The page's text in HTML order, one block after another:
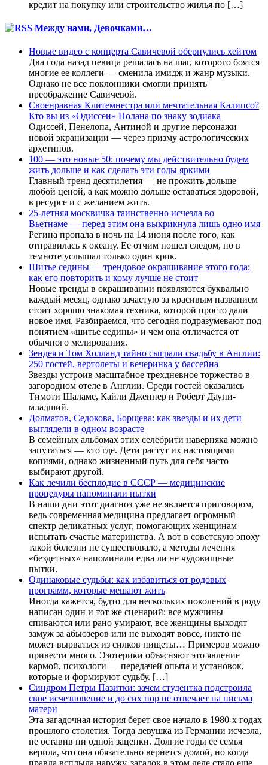
кредит на покупку или строительство жилья по […]
Между нами, Девочками…
Новые видео с концерта Савичевой обернулись хейтом
Два года назад певица решалась на шаг, которого боятся
многие ее коллеги — сменила имидж и жанр музыки.
Однако не все поклонники смогли принять
преображение Савичевой.
Своенравная Клитемнестра или мечтательная Калипсо?
Кто вы из «Одиссеи» Нолана по знаку зодиака
Одиссей, Пенелопа, Антиной и другие персонажи
новой экранизации — через призму астрологических
архетипов.
100 — это новые 50: почему мы действительно будем
жить дольше и как сделать эти годы яркими
Главный тренд десятилетия — не прожить дольше
любой ценой, а как можно дольше оставаться здоровой,
в ресурсе и с желанием жить.
25-летняя москвичка таинственно исчезла во
Вьетнаме — перед этим она выкрикнула лишь одно имя
Регина пропала в ночь на 14 июня после того, как
отправилась к океану. Ее отчим пошел следом, но в
темноте услышал только один крик.
Шитье седины — трендовое окрашивание этого года:
как его повторить и кому лучше не стоит
Новые тренды в окрашивании появляются буквально
каждый месяц, однако зачастую за красивым названием
стоит хорошо знакомая техника, которой просто дали
новое имя. Разбираемся, что сегодня подразумевают под
понятием «шитье седины» и чем она отличается от
обычного мелирования.
Зендея и Том Холланд тайно сыграли свадьбу в Англии:
250 гостей, вертолеты и вечеринка у бассейна
Звезды устроив масштабное трехдневное торжество в
загородном отеле в Англии. Среди гостей оказались
Тимоти Шаламе, Кайли Дженнер и Роберт Дауни-
младший.
Долматов, Седокова, Борщева: как звезды и их дети
выглядели в одном возрасте
В семейных альбомах этих селебрити наверняка можно
запутаться — кто где. Дети растут их настоящими
копиями, однако жизненный путь для себя часто
выбирают другой.
Как лечили бесплодие в СССР — медицинские
процедуры напоминали пытки
В наши дни этот диагноз уже не является приговором,
ведь современная медицина предлагает огромный
спектр деликатных услуг, помогающих женщинам
испытать счастье материнства. А вот в советскую эпоху
такой болезни не существовало, а методы лечения
«бездетных» напоминали едва ли не чудовищные
пытки.
Одинаковые судьбы: как избавиться от родовых
программ, которые мешают жить
Иногда кажется, будто для нескольких поколений в роду
написан один и тот же сценарий: все мужчины
спиваются или рано умирают, все женщины выходят
замуж за абьюзеров или не выходят вовсе, никто не
может вырваться из силков нищеты… Примеров можно
привести много. Эзотерики объясняют это явление
кармой, психологи — передачей опыта и установок,
которые и формируют судьбу. […]
Синдром Петры Пазитки: зачем студентка подстроила
свое исчезновение и до сих пор не отвечает на письма
матери
Эта загадочная история берет свое начало в 1980-х годах
прошлого столетия. Тогда девушка из Германии исчезла,
не оставив ни одной зацепки. Долгие годы ее семья
верила, что она обязательно вернется домой, но когда